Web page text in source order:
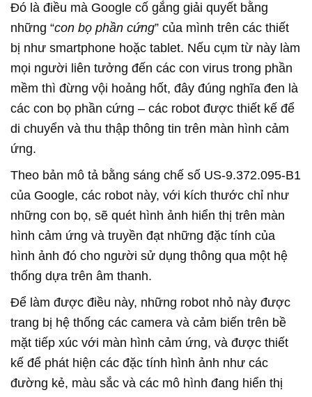
Đó là điều mà Google cố gắng giải quyết bằng
những “con bọ phần cứng” của mình trên các thiết
bị như smartphone hoặc tablet. Nếu cụm từ này làm
mọi người liên tưởng đến các con virus trong phần
mềm thì đừng vội hoảng hốt, đây đúng nghĩa đen là
các con bọ phần cứng – các robot được thiết kế để
di chuyển và thu thập thông tin trên màn hình cảm
ứng.
Theo bản mô tả bằng sáng chế số US-9.372.095-B1
của Google, các robot này, với kích thước chỉ như
những con bọ, sẽ quét hình ảnh hiển thị trên màn
hình cảm ứng và truyền đạt những đặc tính của
hình ảnh đó cho người sử dụng thông qua một hệ
thống dựa trên âm thanh.
Để làm được điều này, những robot nhỏ này được
trang bị hệ thống các camera và cảm biến trên bề
mặt tiếp xúc với màn hình cảm ứng, và được thiết
kế để phát hiện các đặc tính hình ảnh như các
đường kẻ, màu sắc và các mô hình đang hiển thị